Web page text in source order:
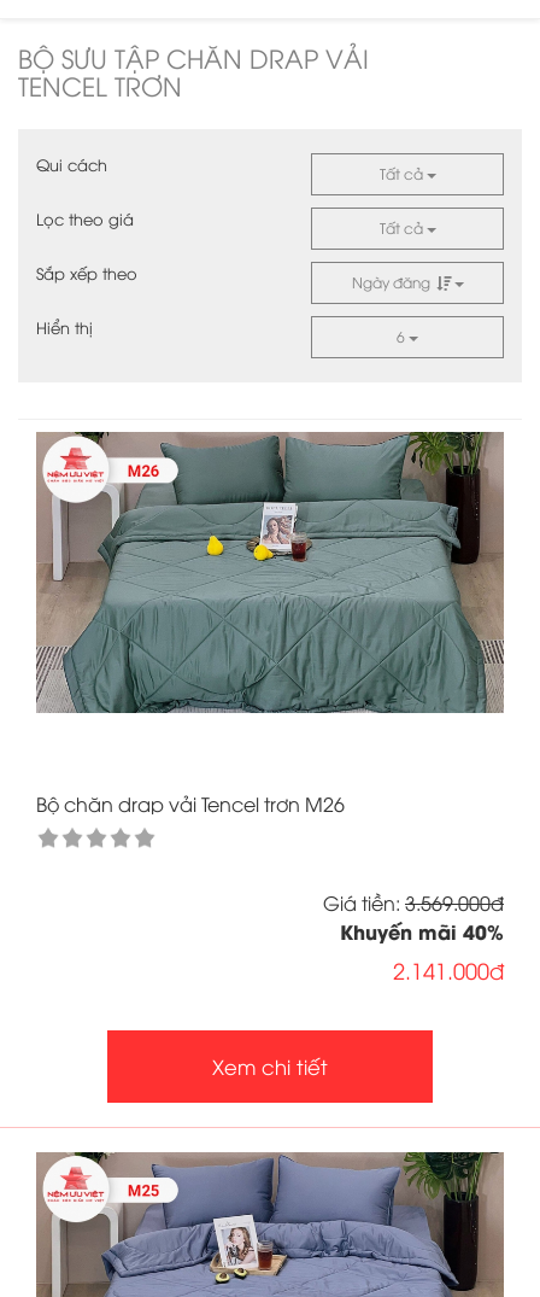
BỘ SƯU TẬP CHĂN DRAP VẢI
TENCEL TRƠN
Qui cách Tất cả
Lọc theo giá Tất cả
Sắp xếp theo Ngày đăng
Hiển thị 6
Bộ chăn drap vải Tencel trơn M26
Giá tiền: 3.569.000đ
Khuyến mãi 40%
2.141.000đ
Xem chi tiết